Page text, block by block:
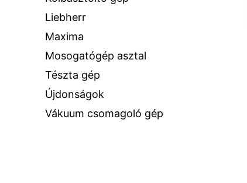
Liebherr
Maxima
Mosogatógép asztal
Tészta gép
Újdonságok
Vákuum csomagoló gép